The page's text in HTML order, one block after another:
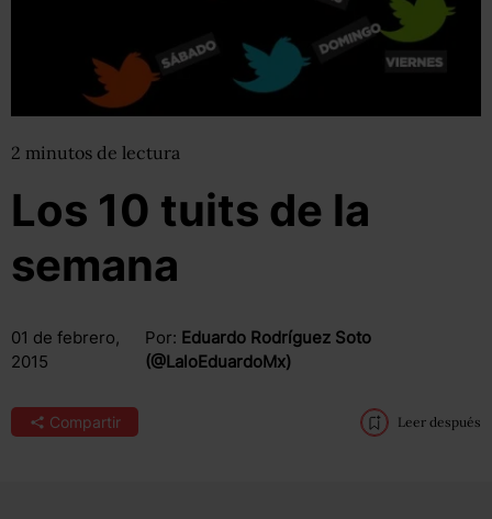
2 minutos de lectura
Los 10 tuits de la
semana
01 de febrero,
2015
Por: Eduardo Rodríguez Soto
(@LaloEduardoMx)
Compartir Leer después